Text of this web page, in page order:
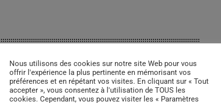
2026
2026
Nous utilisons des cookies sur notre site Web pour vous
offrir l'expérience la plus pertinente en mémorisant vos
préférences et en répétant vos visites. En cliquant sur « Tout
accepter », vous consentez à l'utilisation de TOUS les
cookies. Cependant, vous pouvez visiter les « Paramètres